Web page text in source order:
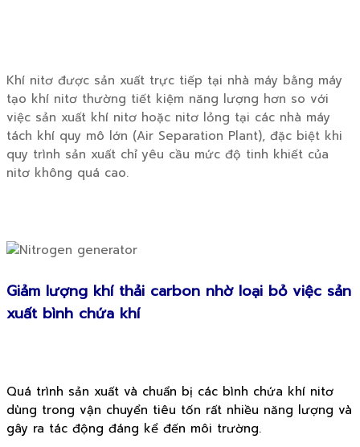
Khí nitơ được sản xuất trực tiếp tại nhà máy bằng máy
tạo khí nitơ thường tiết kiệm năng lượng hơn so với
việc sản xuất khí nitơ hoặc nitơ lỏng tại các nhà máy
tách khí quy mô lớn (Air Separation Plant), đặc biệt khi
quy trình sản xuất chỉ yêu cầu mức độ tinh khiết của
nitơ không quá cao.
Giảm lượng khí thải carbon nhờ loại bỏ việc sản
xuất bình chứa khí
Quá trình sản xuất và chuẩn bị các bình chứa khí nitơ
dùng trong vận chuyển tiêu tốn rất nhiều năng lượng và
gây ra tác động đáng kể đến môi trường.